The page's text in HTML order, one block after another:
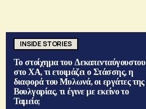
INSIDE STORIES
Το στοίχημα του Δεκαπενταύγουστου
στο ΧΑ, τι ετοιμάζει ο Στάσσης, η
διαφορά του Μυλωνά, οι εργάτες της
Βουλγαρίας, τι έγινε με εκείνο το
Ταμείο;